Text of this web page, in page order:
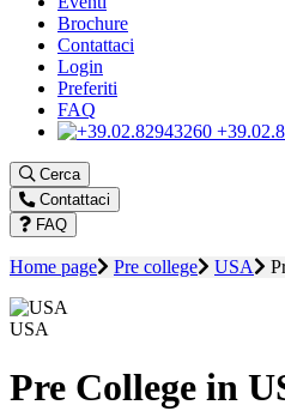
Brochure
Contattaci
Login
Preferiti
FAQ
Cerca
Contattaci
FAQ
Home page Pre college USA
USA
Pre College in